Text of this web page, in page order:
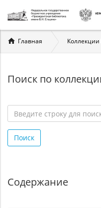
Вы
здесь
Главная
Поиск по
строку
для
Поиск
Содержание